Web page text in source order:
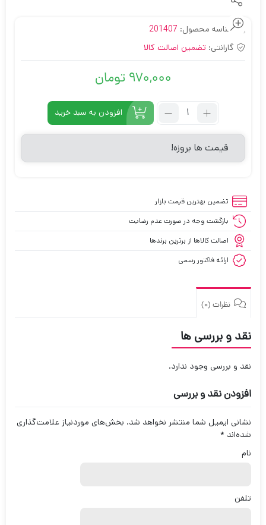
شناسه محصول: 201407
گارانتی: تضمین اصالت کالا
970,000 تومان
تعداد:
سیم
دار
X4Tech
افزودن به سبد خرید
قیمت ها بروزه!
تضمین بهترین قیمت بازار
بازگشت وجه در صورت عدم رضایت
اصالت کالاها از برترین برندها
ارائه فاکتور رسمی
نظرات (0)
نقد و بررسی ها
نقد و بررسی وجود ندارد.
افزودن نقد و بررسی
نشانی ایمیل شما منتشر نخواهد شد. بخش‌های موردنیاز علامت‌گذاری
شده‌اند *
نام
تلفن